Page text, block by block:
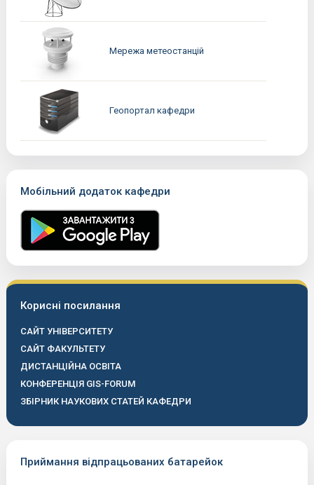
Мережа метеостанцій
Геопортал кафедри
Мобільний додаток кафедри
Корисні посилання
САЙТ УНІВЕРСИТЕТУ
САЙТ ФАКУЛЬТЕТУ
ДИСТАНЦІЙНА ОСВІТА
КОНФЕРЕНЦІЯ GIS-FORUM
ЗБІРНИК НАУКОВИХ СТАТЕЙ КАФЕДРИ
Приймання відпрацьованих батарейок